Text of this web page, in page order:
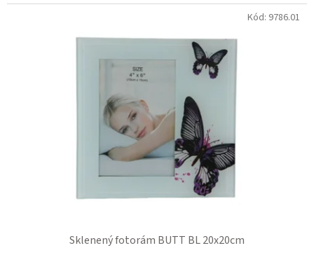
Sklenený fotorám BUTT BL 20x20cm
Kód: 9786.01